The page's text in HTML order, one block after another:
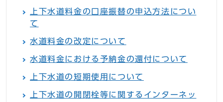
上下水道料金の口座振替の申込方法につい
て
水道料金の改定について
水道料金における予納金の還付について
上下水道の短期使用について
上下水道の開閉栓等に関するインターネッ